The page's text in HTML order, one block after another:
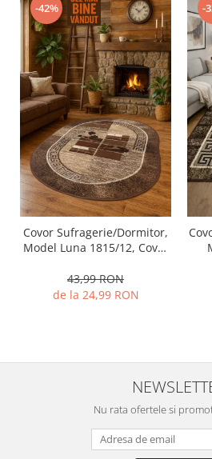
-42%
Covor Sufragerie/Dormitor,
Model Luna 1815/12, Covor
43,99 RON
de la 24,99 RON
-
Nu rata ofertele si